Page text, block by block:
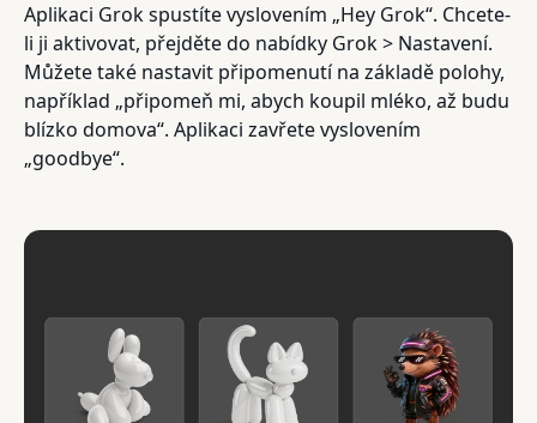
Aplikaci Grok spustíte vyslovením „Hey Grok“. Chcete-
li ji aktivovat, přejděte do nabídky Grok > Nastavení.
Můžete také nastavit připomenutí na základě polohy,
například „připomeň mi, abych koupil mléko, až budu
blízko domova“. Aplikaci zavřete vyslovením
„goodbye“.